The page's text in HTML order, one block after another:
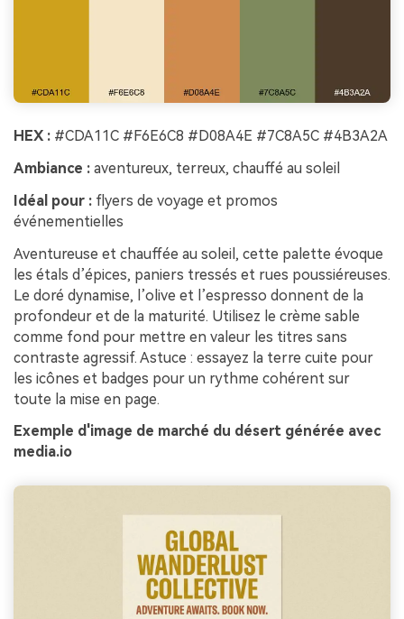
HEX : #CDA11C #F6E6C8 #D08A4E #7C8A5C #4B3A2A
Ambiance : aventureux, terreux, chauffé au soleil
Idéal pour : flyers de voyage et promos
événementielles
Aventureuse et chauffée au soleil, cette palette évoque
les étals d’épices, paniers tressés et rues poussiéreuses.
Le doré dynamise, l’olive et l’espresso donnent de la
profondeur et de la maturité. Utilisez le crème sable
comme fond pour mettre en valeur les titres sans
contraste agressif. Astuce : essayez la terre cuite pour
les icônes et badges pour un rythme cohérent sur
toute la mise en page.
Exemple d'image de marché du désert générée avec
media.io